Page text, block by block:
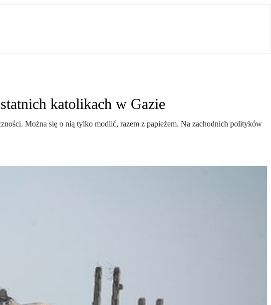
katolikach w Gazie
Można się o nią tylko modlić, razem z papieżem. Na zachodnich polityków